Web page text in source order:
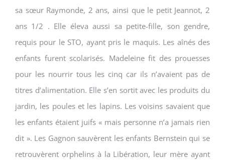
sa sœur Raymonde, 2 ans, ainsi que le petit Jeannot, 2
ans 1/2 . Elle éleva aussi sa petite-fille, son gendre,
requis pour le STO, ayant pris le maquis. Les aînés des
enfants furent scolarisés. Madeleine fit des prouesses
pour les nourrir tous les cinq car ils n’avaient pas de
titres d’alimentation. Elle s’en sortit avec les produits du
jardin, les poules et les lapins. Les voisins savaient que
les enfants étaient juifs « mais personne n’a jamais rien
dit ». Les Gagnon sauvèrent les enfants Bernstein qui se
retrouvèrent orphelins à la Libération, leur mère ayant